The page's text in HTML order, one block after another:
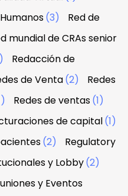
(3)
Red de
mundial de CRAs senior
Redacción de
de Venta(2)
Redes
Redes de ventas(1)
de capital(1)
(2)
Regulatory
y Lobby(2)
y Eventos